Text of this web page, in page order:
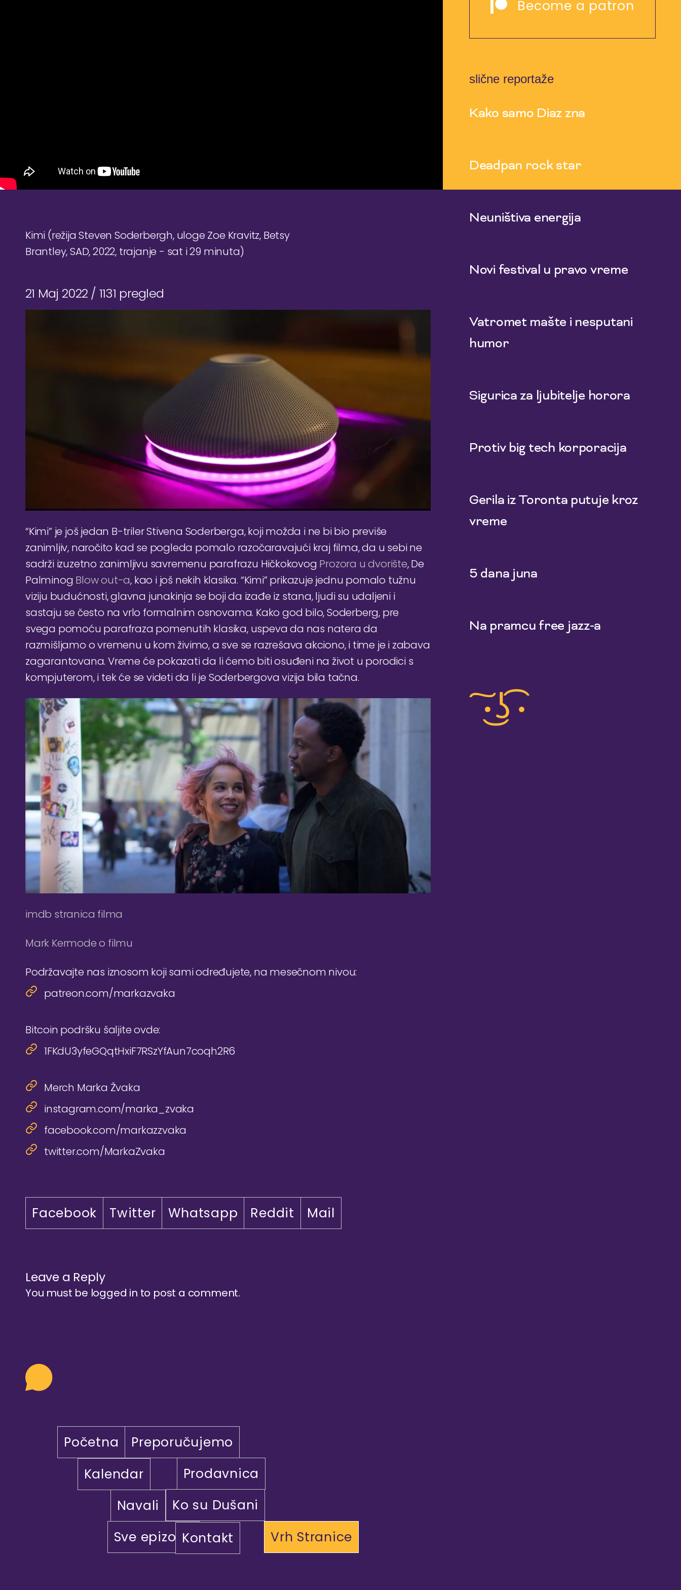
Kimi (režija Steven Soderbergh, uloge Zoe Kravitz, Betsy
Brantley, SAD, 2022, trajanje - sat i 29 minuta)
21 Maj 2022 / 1131 pregled
“Kimi” je još jedan B-triler Stivena Soderberga, koji možda i ne bi bio previše
zanimljiv, naročito kad se pogleda pomalo razočaravajući kraj filma, da u sebi ne
sadrži izuzetno zanimljivu savremenu parafrazu Hičkokovog Prozora u dvorište, De
Palminog Blow out-a, kao i još nekih klasika. “Kimi” prikazuje jednu pomalo tužnu
viziju budućnosti, glavna junakinja se boji da izađe iz stana, ljudi su udaljeni i
sastaju se često na vrlo formalnim osnovama. Kako god bilo, Soderberg, pre
svega pomoću parafraza pomenutih klasika, uspeva da nas natera da
razmišljamo o vremenu u kom živimo, a sve se razrešava akciono, i time je i zabava
zagarantovana. Vreme će pokazati da li ćemo biti osuđeni na život u porodici s
kompjuterom, i tek će se videti da li je Soderbergova vizija bila tačna.
imdb stranica filma
Mark Kermode o filmu
Podržavajte nas iznosom koji sami određujete, na mesečnom nivou:
patreon.com/markazvaka
Bitcoin podršku šaljite ovde:
1FKdU3yfeGQqtHxiF7RSzYfAun7coqh2R6
Merch Marka Žvaka
instagram.com/marka_zvaka
facebook.com/markazzvaka
twitter.com/MarkaZvaka
Facebook Twitter Whatsapp Reddit Mail
Leave a Reply
You must be logged in to post a comment.
Početna
Preporučujemo
Kalendar
Prodavnica
Navali
Ko su Dušani
Sve epizodeKontakt Vrh Stranice
Become a patron
slične reportaže
Kako samo Diaz zna
Deadpan rock star
Neuništiva energija
Novi festival u pravo vreme
Vatromet mašte i nesputani
humor
Sigurica za ljubitelje horora
Protiv big tech korporacija
Gerila iz Toronta putuje kroz
vreme
5 dana juna
Na pramcu free jazz-a